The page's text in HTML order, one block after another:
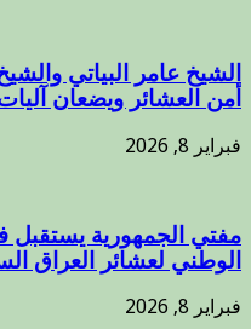
الشيخ عامر البياتي
أمن العشائر ويضعان
فبراير 8, 2026
مفتي الجمهورية يستقبل
الوطني لعشائر العراق
فبراير 8, 2026